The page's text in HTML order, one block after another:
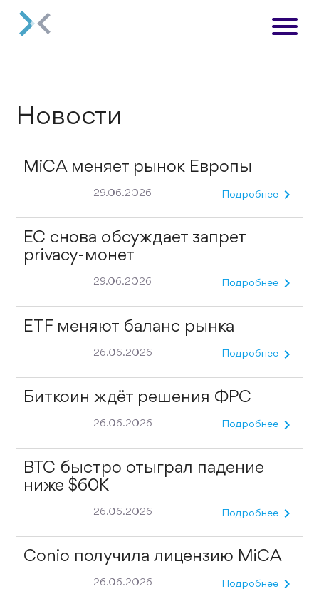
Новости
MiCA меняет рынок Европы
29.06.2026 Подробнее chevron_right
ЕС снова обсуждает запрет
privacy-монет
29.06.2026 Подробнее chevron_right
ETF меняют баланс рынка
26.06.2026 Подробнее chevron_right
Биткоин ждёт решения ФРС
26.06.2026 Подробнее chevron_right
BTC быстро отыграл падение
ниже $60K
26.06.2026 Подробнее chevron_right
Conio получила лицензию MiCA
26.06.2026 Подробнее chevron_right